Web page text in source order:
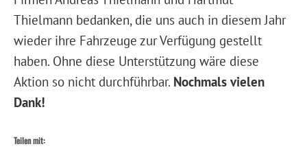
Thielmann bedanken, die uns auch in diesem Jahr
wieder ihre Fahrzeuge zur Verfügung gestellt
haben. Ohne diese Unterstützung wäre diese
Aktion so nicht durchführbar. Nochmals vielen
Dank!
Teilen mit: